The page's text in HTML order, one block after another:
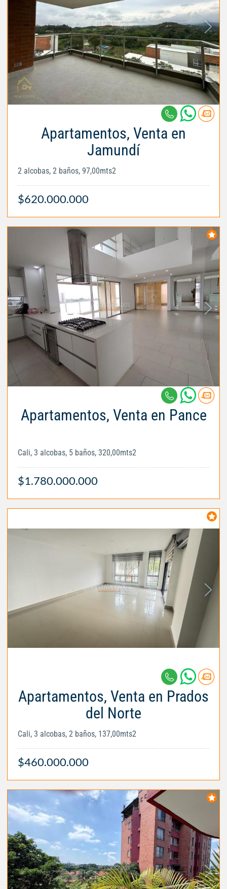
Apartamentos, Venta en
Jamundí
2 alcobas, 2 baños, 97,00mts2
$620.000.000
Apartamentos, Venta en Pance
Cali, 3 alcobas, 5 baños, 320,00mts2
$1.780.000.000
Apartamentos, Venta en Prados
del Norte
Cali, 3 alcobas, 2 baños, 137,00mts2
$460.000.000